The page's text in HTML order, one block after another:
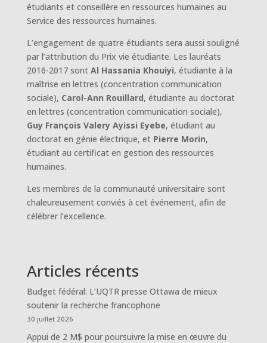
étudiants et conseillère en ressources humaines au
Service des ressources humaines.
L’engagement de quatre étudiants sera aussi souligné
par l’attribution du Prix vie étudiante. Les lauréats
2016-2017 sont Al Hassania Khouiyi, étudiante à la
maîtrise en lettres (concentration communication
sociale), Carol-Ann Rouillard, étudiante au doctorat
en lettres (concentration communication sociale),
Guy François Valery Ayissi Eyebe, étudiant au
doctorat en génie électrique, et Pierre Morin,
étudiant au certificat en gestion des ressources
humaines.
Les membres de la communauté universitaire sont
chaleureusement conviés à cet événement, afin de
célébrer l’excellence.
Articles récents
Budget fédéral: L’UQTR presse Ottawa de mieux
soutenir la recherche francophone
30 juillet 2026
Appui de 2 M$ pour poursuivre la mise en œuvre du